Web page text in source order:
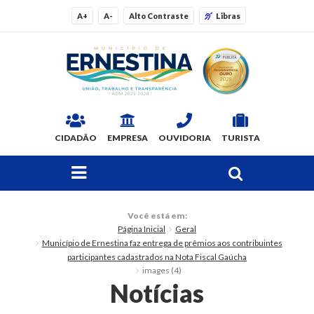
A+ A- Alto Contraste Libras
CIDADÃO EMPRESA OUVIDORIA TURISTA
Dados Gerais
Você está em:
Página Inicial
Geral
Município de Ernestina faz entrega de prêmios aos contribuintes
participantes cadastrados na Nota Fiscal Gaúcha
images (4)
Notícias